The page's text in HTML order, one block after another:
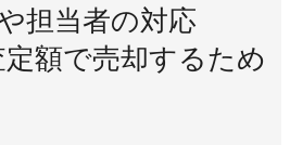
担当者の対応
額で売却するため